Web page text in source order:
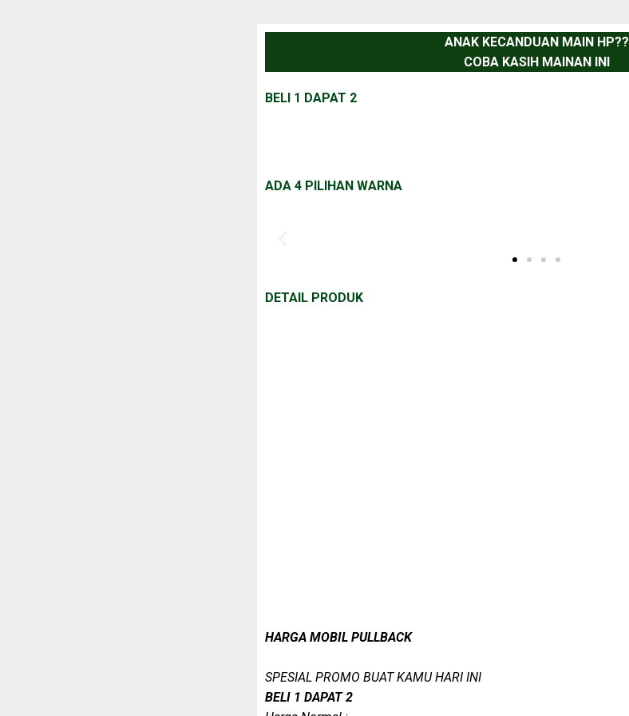
ANAK KECANDUAN MAIN HP??
COBA KASIH MAINAN INI
BELI 1 DAPAT 2
ADA 4 PILIHAN WARNA
DETAIL PRODUK
HARGA MOBIL PULLBACK
SPESIAL PROMO BUAT KAMU HARI INI
BELI 1 DAPAT 2